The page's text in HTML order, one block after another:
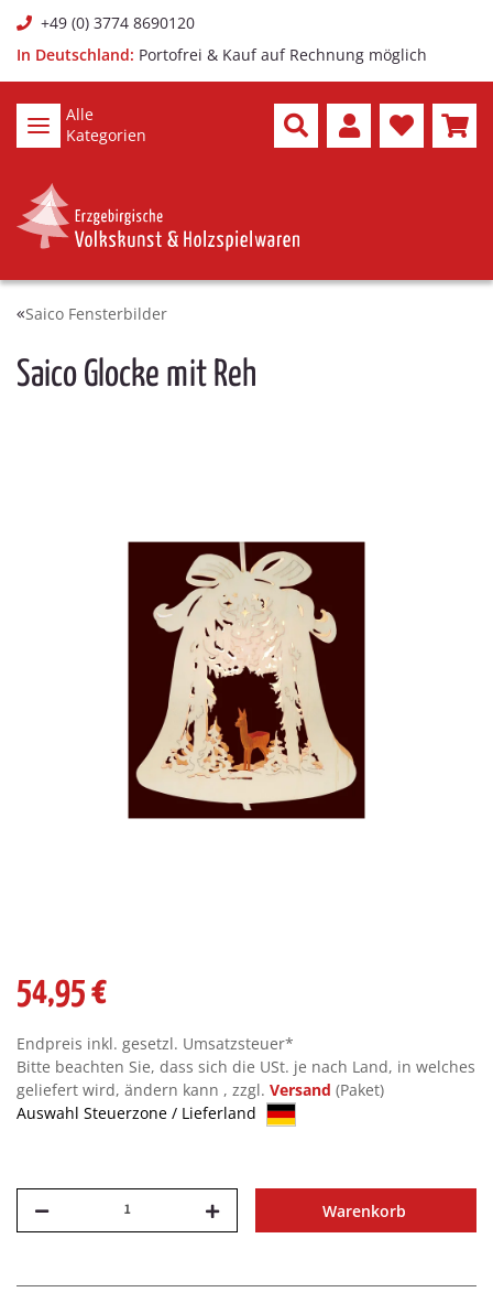
+49 (0) 3774 8690120
In Deutschland: Portofrei & Kauf auf Rechnung möglich
Alle
Kategorien
Saico Fensterbilder
Saico Glocke mit Reh
54,95 €
Endpreis inkl. gesetzl. Umsatzsteuer*
Bitte beachten Sie, dass sich die USt. je nach Land, in welches
geliefert wird, ändern kann , zzgl. Versand (Paket)
Auswahl Steuerzone / Lieferland
Warenkorb